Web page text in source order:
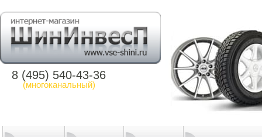
8 (495) 540-43-36
(многоканальный)